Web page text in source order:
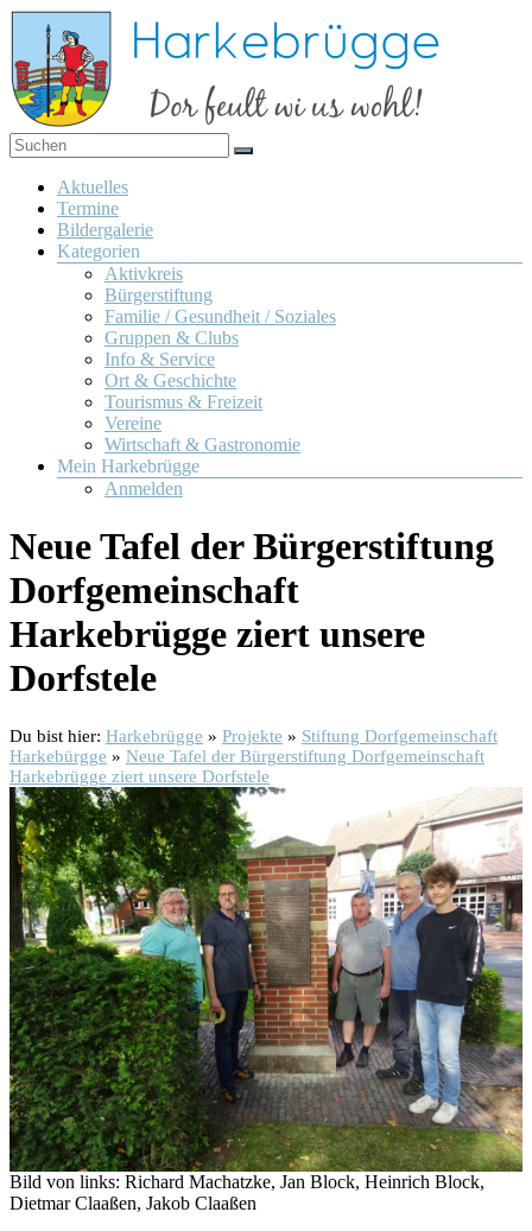
Zum
Inhalt
springen
Harkebrügge
Dor
feult
wi us
wohl!
Menü
Aktuelles
Termine
Bildergalerie
Kategorien
Aktivkreis
Bürgerstiftung
Familie / Gesundheit / Soziales
Gruppen & Clubs
Info & Service
Ort & Geschichte
Tourismus & Freizeit
Vereine
Wirtschaft & Gastronomie
Mein Harkebrügge
Anmelden
Neue Tafel der Bürgerstiftung
Dorfgemeinschaft
Harkebrügge ziert unsere
Dorfstele
Du bist hier: Harkebrügge » Projekte » Stiftung Dorfgemeinschaft
Harkebürgge » Neue Tafel der Bürgerstiftung Dorfgemeinschaft
Harkebrügge ziert unsere Dorfstele
Bild von links: Richard Machatzke, Jan Block, Heinrich Block,
Dietmar Claaßen, Jakob Claaßen